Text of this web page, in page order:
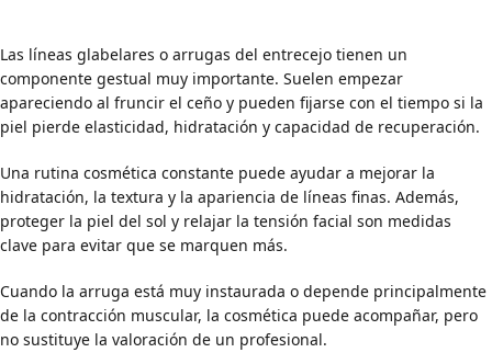
Las líneas glabelares o arrugas del entrecejo tienen un
componente gestual muy importante. Suelen empezar
apareciendo al fruncir el ceño y pueden fijarse con el tiempo si la
piel pierde elasticidad, hidratación y capacidad de recuperación.
Una rutina cosmética constante puede ayudar a mejorar la
hidratación, la textura y la apariencia de líneas finas. Además,
proteger la piel del sol y relajar la tensión facial son medidas
clave para evitar que se marquen más.
Cuando la arruga está muy instaurada o depende principalmente
de la contracción muscular, la cosmética puede acompañar, pero
no sustituye la valoración de un profesional.